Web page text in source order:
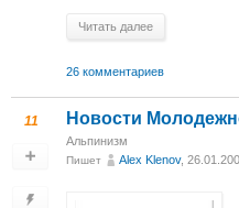
Читать далее
26 комментариев
11 Новости
Альпинизм
Пишет Alex Klenov,